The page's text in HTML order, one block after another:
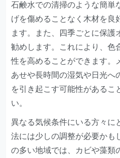
石鹸水での清掃のような簡単
げを傷めることなく木材を良
ます。また、四季ごとに保護
勧めします。これにより、色
性を高めることができます。
あせや長時間の湿気や日光へ
を引き起こす可能性があるこ
い。
異なる気候条件にいる方々に
法には少しの調整が必要かも
の多い地域では、カビや藻類